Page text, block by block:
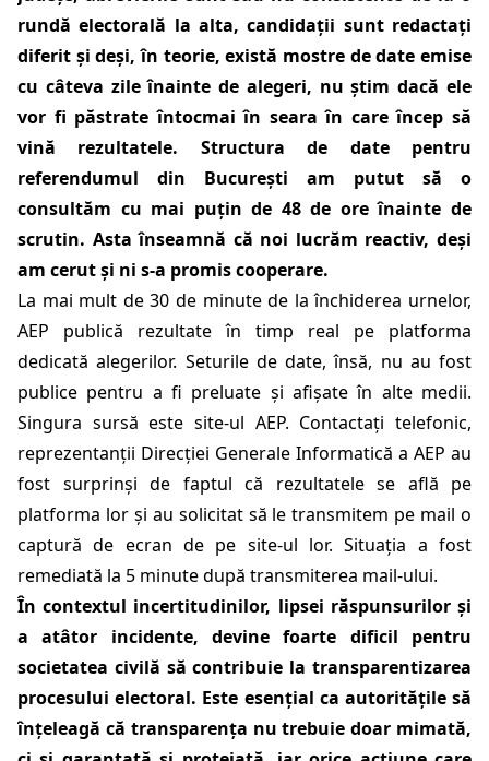
rundă electorală la alta, candidații sunt redactați
diferit și deși, în teorie, există mostre de date emise
cu câteva zile înainte de alegeri, nu știm dacă ele
vor fi păstrate întocmai în seara în care încep să
vină rezultatele. Structura de date pentru
referendumul din București am putut să o
consultăm cu mai puțin de 48 de ore înainte de
scrutin. Asta înseamnă că noi lucrăm reactiv, deși
am cerut și ni s-a promis cooperare.
La mai mult de 30 de minute de la închiderea urnelor,
AEP publică rezultate în timp real pe platforma
dedicată alegerilor. Seturile de date, însă, nu au fost
publice pentru a fi preluate și afișate în alte medii.
Singura sursă este site-ul AEP. Contactați telefonic,
reprezentanții Direcției Generale Informatică a AEP au
fost surprinși de faptul că rezultatele se află pe
platforma lor și au solicitat să le transmitem pe mail o
captură de ecran de pe site-ul lor. Situația a fost
remediată la 5 minute după transmiterea mail-ului.
În contextul incertitudinilor, lipsei răspunsurilor și
a atâtor incidente, devine foarte dificil pentru
societatea civilă să contribuie la transparentizarea
procesului electoral. Este esențial ca autoritățile să
înțeleagă că transparența nu trebuie doar mimată,